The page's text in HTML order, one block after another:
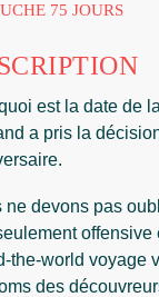
75 JOURS
est la date de
a pris la
ne devons pas
offensive
the-world voyage
des